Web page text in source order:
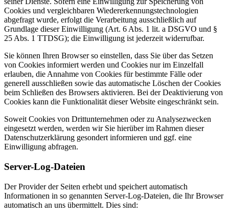
Cookies und vergleichbaren Wiedererkennungstechnologien
abgefragt wurde, erfolgt die Verarbeitung ausschließlich auf
Grundlage dieser Einwilligung (Art. 6 Abs. 1 lit. a DSGVO und §
25 Abs. 1 TTDSG); die Einwilligung ist jederzeit widerrufbar.
Sie können Ihren Browser so einstellen, dass Sie über das Setzen
von Cookies informiert werden und Cookies nur im Einzelfall
erlauben, die Annahme von Cookies für bestimmte Fälle oder
generell ausschließen sowie das automatische Löschen der Cookies
beim Schließen des Browsers aktivieren. Bei der Deaktivierung von
Cookies kann die Funktionalität dieser Website eingeschränkt sein.
Soweit Cookies von Drittunternehmen oder zu Analysezwecken
eingesetzt werden, werden wir Sie hierüber im Rahmen dieser
Datenschutzerklärung gesondert informieren und ggf. eine
Einwilligung abfragen.
Server-Log-Dateien
Der Provider der Seiten erhebt und speichert automatisch
Informationen in so genannten Server-Log-Dateien, die Ihr Browser
automatisch an uns übermittelt. Dies sind: